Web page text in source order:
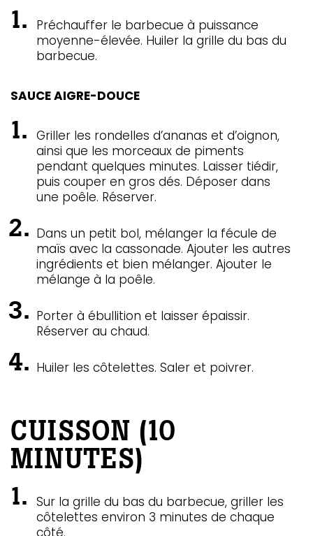
Préchauffer le barbecue à puissance
moyenne-élevée. Huiler la grille du bas du
barbecue.
SAUCE AIGRE-DOUCE
Griller les rondelles d’ananas et d’oignon,
ainsi que les morceaux de piments
pendant quelques minutes. Laisser tiédir,
puis couper en gros dés. Déposer dans
une poêle. Réserver.
Dans un petit bol, mélanger la fécule de
maïs avec la cassonade. Ajouter les autres
ingrédients et bien mélanger. Ajouter le
mélange à la poêle.
Porter à ébullition et laisser épaissir.
Réserver au chaud.
Huiler les côtelettes. Saler et poivrer.
CUISSON (10
MINUTES)
Sur la grille du bas du barbecue, griller les
côtelettes environ 3 minutes de chaque
côté.